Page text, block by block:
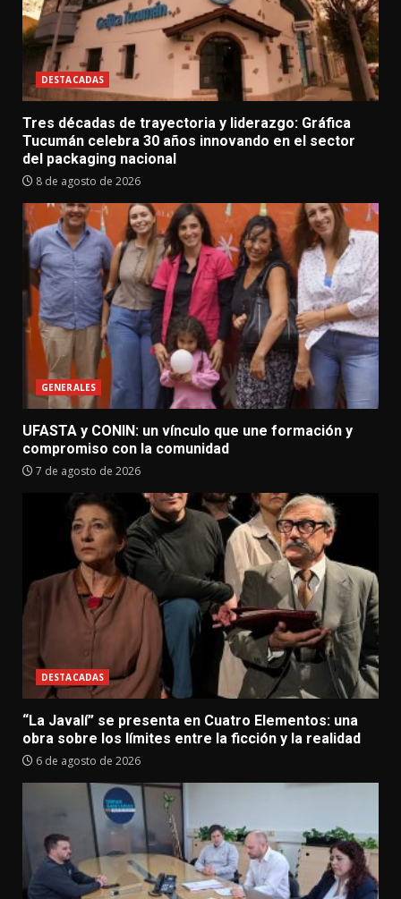
DESTACADAS
Tres décadas de trayectoria y liderazgo: Gráfica
Tucumán celebra 30 años innovando en el sector
del packaging nacional
8 de agosto de 2026
GENERALES
UFASTA y CONIN: un vínculo que une formación y
compromiso con la comunidad
7 de agosto de 2026
DESTACADAS
“La Javalí” se presenta en Cuatro Elementos: una
obra sobre los límites entre la ficción y la realidad
6 de agosto de 2026